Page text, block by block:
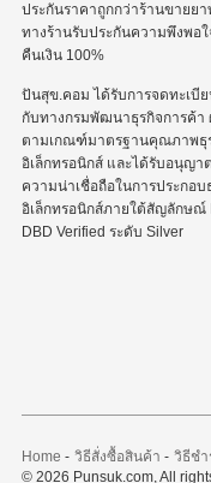
ประกันราคาถูกกว่าร้านขายย
ทางร้านรับประกันความพึงพอ
คืนเงิน 100%
ปันสุข.คอม ได้รับการจดทะเบี
กับทางกรมพัฒนาธุรกิจการค้า
ตามเกณฑ์มาตรฐานคุณภาพธุ
อิเล็กทรอนิกส์ และได้รับอนุญา
ความน่าเชื่อถือในการประกอ
อิเล็กทรอนิกส์ภายใต้สัญลักษณ์
DBD Verified ระดับ Silver
Home - วิธีสั่งซื้อสินค้า - วิธีชำ
© 2026 Punsuk.com, All